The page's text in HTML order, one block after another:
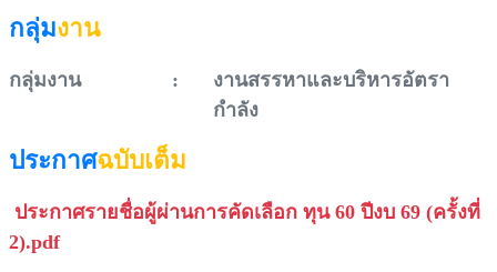
กลุ่มงาน
กลุ่มงาน :
งานสรรหาและบริหารอัตรา
กำลัง
ประกาศฉบับเต็ม
ประกาศรายชื่อผู้ผ่านการคัดเลือก ทุน 60 ปีงบ 69 (ครั้งที่
2).pdf